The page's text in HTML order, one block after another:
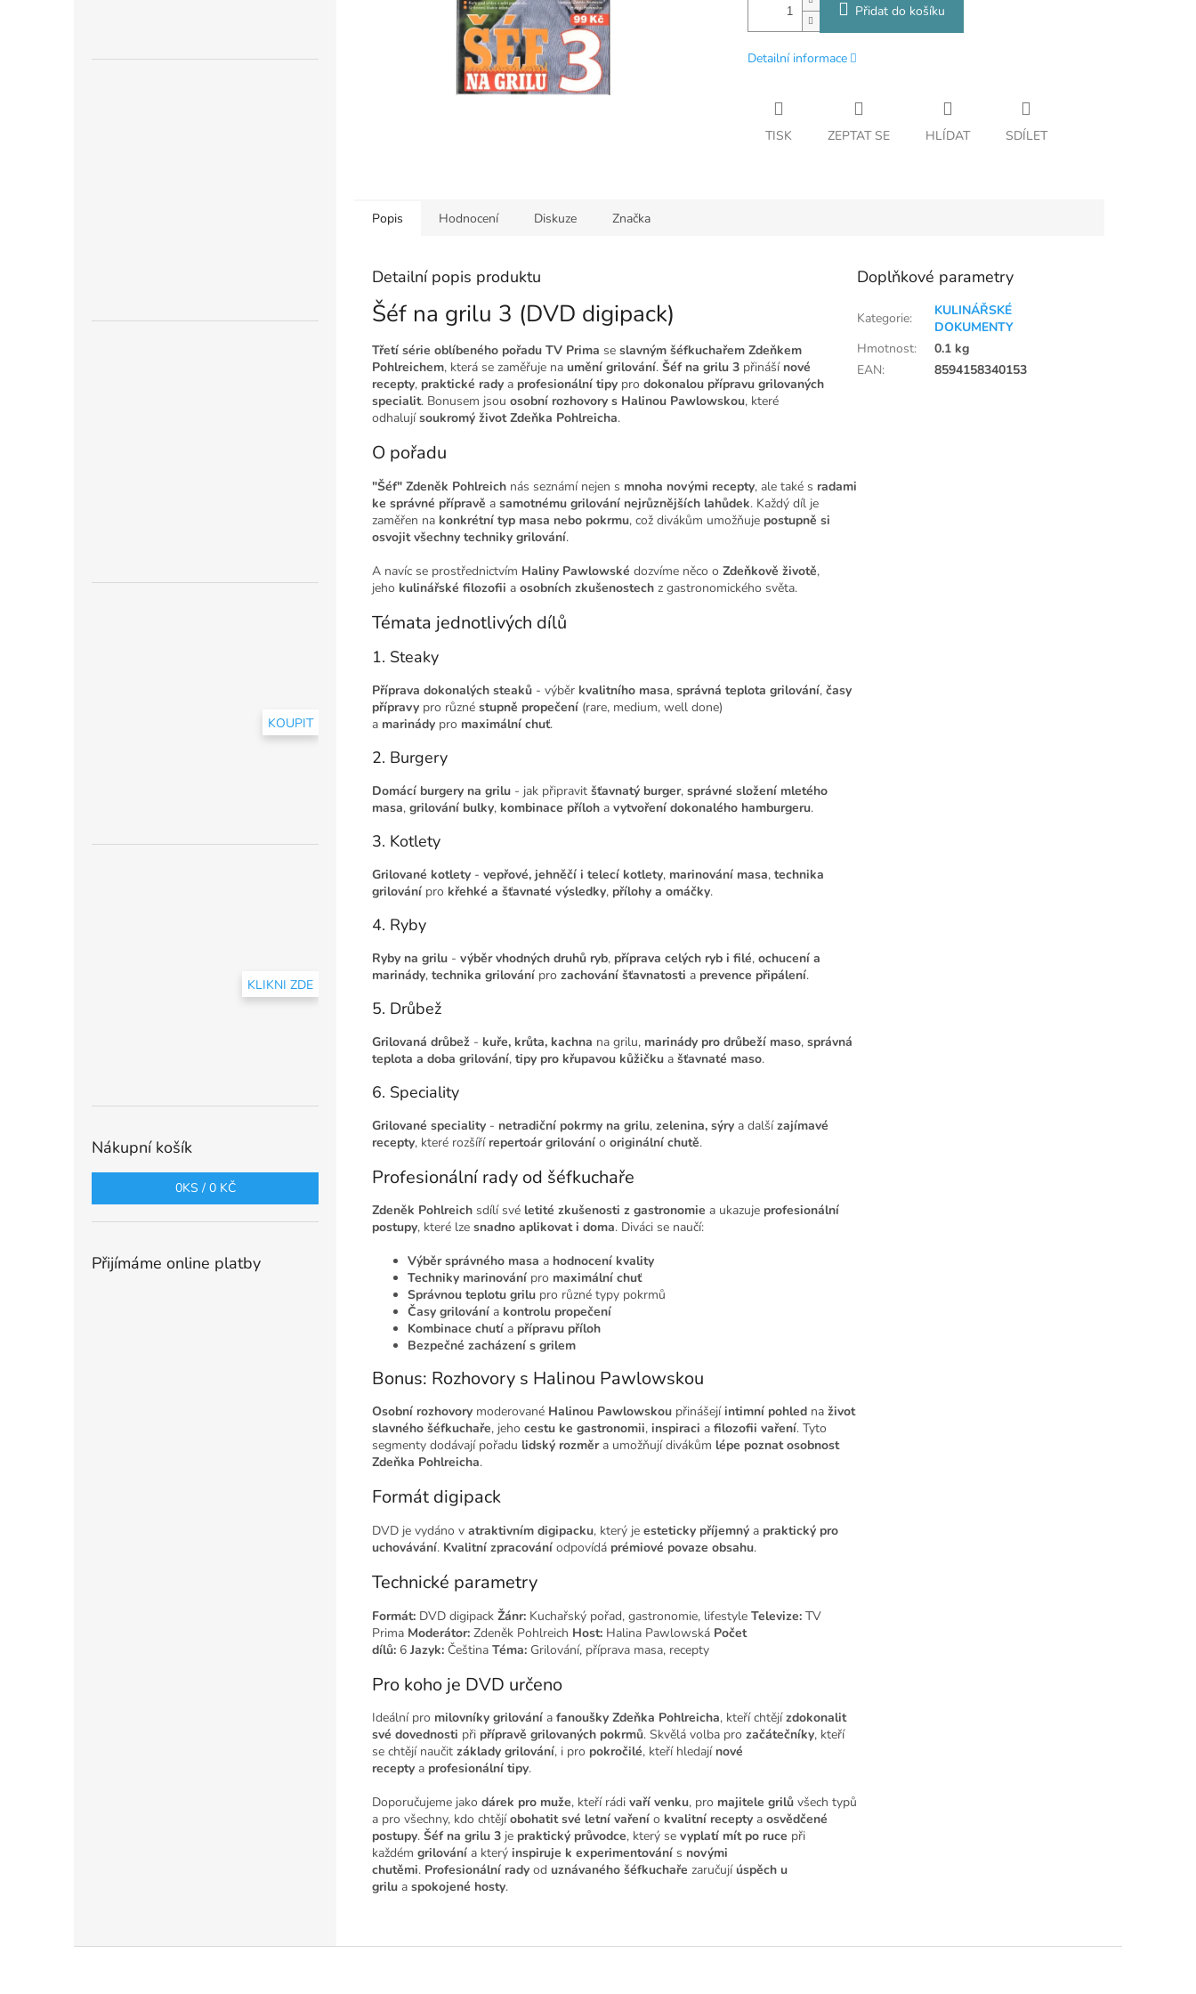
KOUPIT
KLIKNI ZDE
Nákupní košík
0KS / 0 KČ
Přijímáme online platby
Přidat do košíku
Detailní informace
TISK ZEPTAT SE HLÍDAT SDÍLET
Popis Hodnocení Diskuze Značka
Detailní popis produktu
Šéf na grilu 3 (DVD digipack)
Třetí série oblíbeného pořadu TV Prima se slavným šéfkuchařem Zdeňkem
Pohlreichem, která se zaměřuje na umění grilování. Šéf na grilu 3 přináší nové
recepty, praktické rady a profesionální tipy pro dokonalou přípravu grilovaných
specialit. Bonusem jsou osobní rozhovory s Halinou Pawlowskou, které
odhalují soukromý život Zdeňka Pohlreicha.
O pořadu
"Šéf" Zdeněk Pohlreich nás seznámí nejen s mnoha novými recepty, ale také s radami
ke správné přípravě a samotnému grilování nejrůznějších lahůdek. Každý díl je
zaměřen na konkrétní typ masa nebo pokrmu, což divákům umožňuje postupně si
osvojit všechny techniky grilování.
A navíc se prostřednictvím Haliny Pawlowské dozvíme něco o Zdeňkově životě,
jeho kulinářské filozofii a osobních zkušenostech z gastronomického světa.
Témata jednotlivých dílů
1. Steaky
Příprava dokonalých steaků - výběr kvalitního masa, správná teplota grilování, časy
přípravy pro různé stupně propečení (rare, medium, well done)
a marinády pro maximální chuť.
2. Burgery
Domácí burgery na grilu - jak připravit šťavnatý burger, správné složení mletého
masa, grilování bulky, kombinace příloh a vytvoření dokonalého hamburgeru.
3. Kotlety
Grilované kotlety - vepřové, jehněčí i telecí kotlety, marinování masa, technika
grilování pro křehké a šťavnaté výsledky, přílohy a omáčky.
4. Ryby
Ryby na grilu - výběr vhodných druhů ryb, příprava celých ryb i filé, ochucení a
marinády, technika grilování pro zachování šťavnatosti a prevence připálení.
5. Drůbež
Grilovaná drůbež - kuře, krůta, kachna na grilu, marinády pro drůbeží maso, správná
teplota a doba grilování, tipy pro křupavou kůžičku a šťavnaté maso.
6. Speciality
Grilované speciality - netradiční pokrmy na grilu, zelenina, sýry a další zajímavé
recepty, které rozšíří repertoár grilování o originální chutě.
Profesionální rady od šéfkuchaře
Zdeněk Pohlreich sdílí své letité zkušenosti z gastronomie a ukazuje profesionální
postupy, které lze snadno aplikovat i doma. Diváci se naučí:
Výběr správného masa a hodnocení kvality
Techniky marinování pro maximální chuť
Správnou teplotu grilu pro různé typy pokrmů
Časy grilování a kontrolu propečení
Kombinace chutí a přípravu příloh
Bezpečné zacházení s grilem
Bonus: Rozhovory s Halinou Pawlowskou
Osobní rozhovory moderované Halinou Pawlowskou přinášejí intimní pohled na život
slavného šéfkuchaře, jeho cestu ke gastronomii, inspiraci a filozofii vaření. Tyto
segmenty dodávají pořadu lidský rozměr a umožňují divákům lépe poznat osobnost
Zdeňka Pohlreicha.
Formát digipack
DVD je vydáno v atraktivním digipacku, který je esteticky příjemný a praktický pro
uchovávání. Kvalitní zpracování odpovídá prémiové povaze obsahu.
Technické parametry
Formát: DVD digipack Žánr: Kuchařský pořad, gastronomie, lifestyle Televize: TV
Prima Moderátor: Zdeněk Pohlreich Host: Halina Pawlowská Počet
dílů: 6 Jazyk: Čeština Téma: Grilování, příprava masa, recepty
Pro koho je DVD určeno
Ideální pro milovníky grilování a fanoušky Zdeňka Pohlreicha, kteří chtějí zdokonalit
své dovednosti při přípravě grilovaných pokrmů. Skvělá volba pro začátečníky, kteří
se chtějí naučit základy grilování, i pro pokročilé, kteří hledají nové
recepty a profesionální tipy.
Doporučujeme jako dárek pro muže, kteří rádi vaří venku, pro majitele grilů všech typů
a pro všechny, kdo chtějí obohatit své letní vaření o kvalitní recepty a osvědčené
postupy. Šéf na grilu 3 je praktický průvodce, který se vyplatí mít po ruce při
každém grilování a který inspiruje k experimentování s novými
chutěmi. Profesionální rady od uznávaného šéfkuchaře zaručují úspěch u
grilu a spokojené hosty.
Doplňkové parametry
Kategorie:
KULINÁŘSKÉ
DOKUMENTY
Hmotnost:
0.1 kg
EAN: 8594158340153